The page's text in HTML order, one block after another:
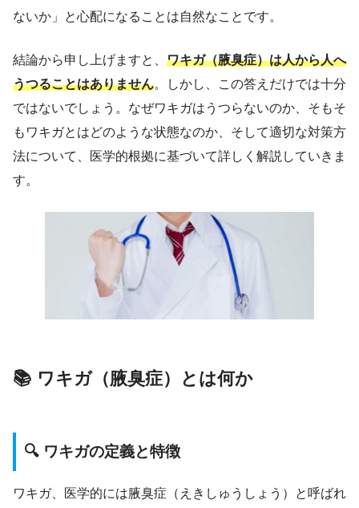
ないか」と心配になることは自然なことです。
結論から申し上げますと、 ワキガ（腋臭症）は人から人へ
うつることはありません。しかし、この答えだけでは十分
ではないでしょう。なぜワキガはうつらないのか、そもそ
もワキガとはどのような状態なのか、そして適切な対策方
法について、医学的根拠に基づいて詳しく解説していきま
す。
📚 ワキガ（腋臭症）とは何か
🔍 ワキガの定義と特徴
ワキガ、医学的には腋臭症（えきしゅうしょう）と呼ばれ